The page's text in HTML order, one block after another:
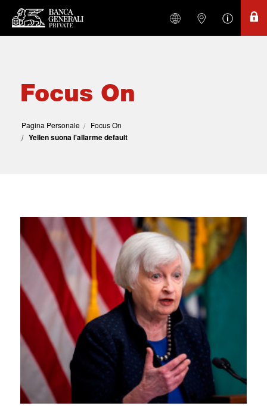
Focus On
Pagina Personale Focus On
Yellen suona l'allarme default